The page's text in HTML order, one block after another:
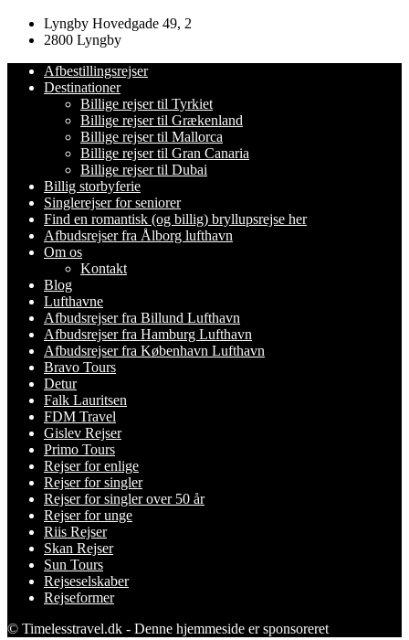
Lyngby Hovedgade 49, 2
2800 Lyngby
Afbestillingsrejser
Destinationer
Billige rejser til Tyrkiet
Billige rejser til Grækenland
Billige rejser til Mallorca
Billige rejser til Gran Canaria
Billige rejser til Dubai
Billig storbyferie
Singlerejser for seniorer
Find en romantisk (og billig) bryllupsrejse her
Afbudsrejser fra Ålborg lufthavn
Om os
Kontakt
Blog
Lufthavne
Afbudsrejser fra Billund Lufthavn
Afbudsrejser fra Hamburg Lufthavn
Afbudsrejser fra København Lufthavn
Bravo Tours
Detur
Falk Lauritsen
FDM Travel
Gislev Rejser
Primo Tours
Rejser for enlige
Rejser for singler
Rejser for singler over 50 år
Rejser for unge
Riis Rejser
Skan Rejser
Sun Tours
Rejseselskaber
Rejseformer
© Timelesstravel.dk - Denne hjemmeside er sponsoreret